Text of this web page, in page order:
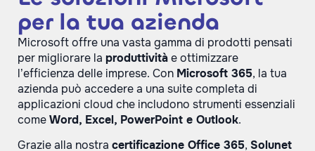
per la tua azienda
Microsoft offre una vasta gamma di prodotti pensati
per migliorare la produttivitàe ottimizzare
l’efficienza delle imprese. Con Microsoft 365, la tua
azienda può accedere a una suite completa di
applicazioni cloud che includono strumenti essenziali
comeWord, Excel, PowerPoint e Outlook.
Grazie alla nostra certificazione Office 365, Solunet